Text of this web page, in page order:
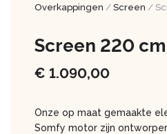
Overkappingen / Screen /
Screen 220
€ 1.090,00
Onze op maat gemaakte
Somfy motor zijn